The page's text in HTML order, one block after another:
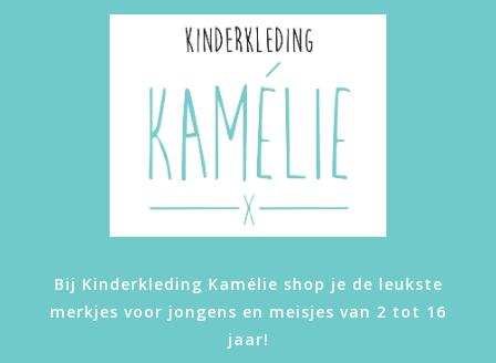
Bij Kinderkleding Kamélie shop je de leukste
merkjes voor jongens en meisjes van 2 tot 16
jaar!